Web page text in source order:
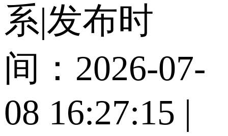
系|发布时
间：2026-07-
08 16:27:15 |